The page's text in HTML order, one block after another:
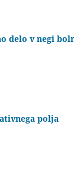
delo v negi
polja